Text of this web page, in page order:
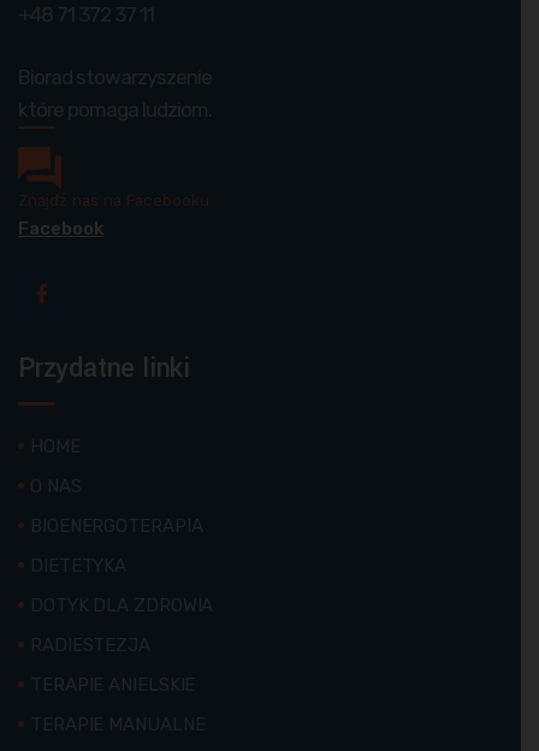
+48 71 372 37 11
Biorad stowarzyszenie
które pomaga ludziom.
Znajdź nas na Facebooku
Facebook
Przydatne linki
HOME
O NAS
BIOENERGOTERAPIA
DIETETYKA
DOTYK DLA ZDROWIA
RADIESTEZJA
TERAPIE ANIELSKIE
TERAPIE MANUALNE